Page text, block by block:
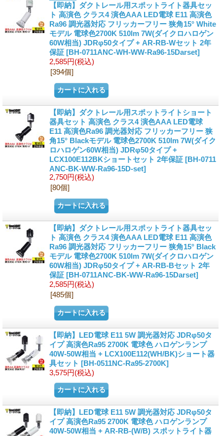
【即納】ダクトレール用スポットライト器具セッ
ト 高演色 クラス4 演色AAA LED電球 E11 高演色
Ra96 調光器対応 フリッカーフリー 狭角15° White
モデル 電球色2700K 510lm 7W(ダイクロハロゲン
60W相当) JDRφ50タイプ + AR-RB-Wセット 2年
保証 [BH-0711ANC-WH-WW-Ra96-15Darset]
2,585円(税込)
[394個]
【即納】ダクトレール用スポットライトショート
器具セット 高演色 クラス4 演色AAA LED電球
E11 高演色Ra96 調光器対応 フリッカーフリー 狭
角15° Blackモデル 電球色2700K 510lm 7W(ダイク
ロハロゲン60W相当) JDRφ50タイプ +
LCX100E112BKショートセット 2年保証 [BH-0711
ANC-BK-WW-Ra96-15D-set]
2,750円(税込)
[80個]
【即納】ダクトレール用スポットライト器具セッ
ト 高演色 クラス4 演色AAA LED電球 E11 高演色
Ra96 調光器対応 フリッカーフリー 狭角15° Black
モデル 電球色2700K 510lm 7W(ダイクロハロゲン
60W相当) JDRφ50タイプ + AR-RB-Bセット 2年
保証 [BH-0711ANC-BK-WW-Ra96-15Darset]
2,585円(税込)
[485個]
【即納】LED電球 E11 5W 調光器対応 JDRφ50タ
イプ 高演色Ra95 2700K 電球色 ハロゲンランプ
40W-50W相当 + LCX100E112(WH/BK)ショート器
具セット [BH-0511NC-Ra95-2700K]
3,575円(税込)
【即納】LED電球 E11 5W 調光器対応 JDRφ50タ
イプ 高演色Ra95 2700K 電球色 ハロゲンランプ
40W-50W相当 + AR-RB-(W/B) スポットライト器